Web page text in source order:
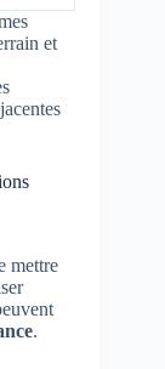
et
mettre
.